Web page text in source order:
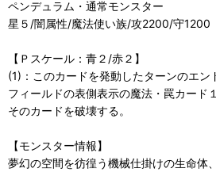
ペンデュラム・通常モンスター
星５/闇属性/魔法使い族/攻2200/守1200
【Ｐスケール：青２/赤２】
(1)：このカードを発動したターンのエン
フィールドの表側表示の魔法・罠カード
そのカードを破壊する。
【モンスター情報】
夢幻の空間を彷徨う機械仕掛けの生命体